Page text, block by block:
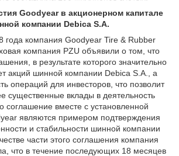
Goodyear в акционерном капитале
компании Debica S.A.
года компания Goodyear Tire & Rubber
компания PZU объявили о том, что
в результате которого значительно
акций шинной компании Debica S.A., а
операций для инвесторов, что позволит
существенные вклады в деятельность
соглашение вместе с установленной
являются примером подтверждения
и стабильности шинной компании
части этого соглашения компания
что в течение последующих 18 месяцев